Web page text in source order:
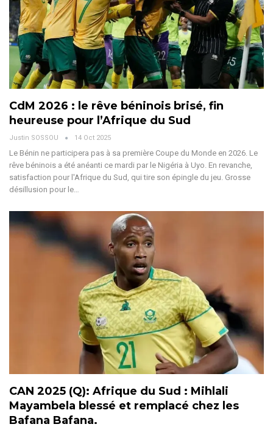
CdM 2026 : le rêve béninois brisé, fin
heureuse pour l’Afrique du Sud
Justin SOSSOU 14 Oct 2025
Le Bénin ne participera pas à sa première Coupe du Monde en 2026. Le
rêve béninois a été anéanti ce mardi par le Nigéria à Uyo. En revanche,
satisfaction pour l'Afrique du Sud, qui tire son épingle du jeu. Grosse
désillusion pour le…
CAN 2025 (Q): Afrique du Sud : Mihlali
Mayambela blessé et remplacé chez les
Bafana Bafana.